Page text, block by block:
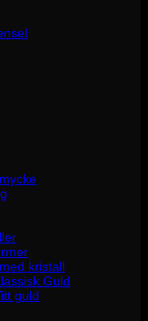
kristall
Guld
guld